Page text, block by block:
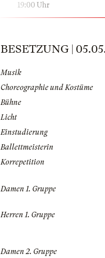
19:00 Uhr
BESETZUNG |
Musik
Choreographie und Kostüme
Bühne
Licht
Einstudierung
Ballettmeisterin
Korrepetition
Damen 1. Gruppe
Herren 1. Gruppe
Damen 2. Gruppe